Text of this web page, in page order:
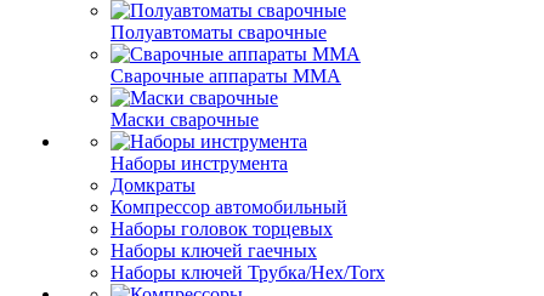
Полуавтоматы сварочные
Сварочные аппараты ММА
Маски сварочные
Наборы инструмента
Домкраты
Компрессор автомобильный
Наборы головок торцевых
Наборы ключей гаечных
Наборы ключей Трубка/Hex/Torx